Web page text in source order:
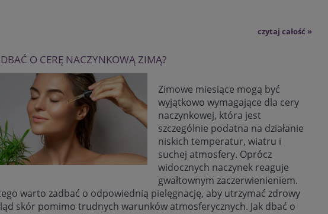
czytaj całość »
DBAĆ O CERĘ NACZYNKOWĄ ZIMĄ?
Zimowe miesiące mogą być
wyjątkowo wymagające dla cery
naczynkowej, która jest
szczególnie podatna na działanie
niskich temperatur, wiatru i
suchej atmosfery. Oprócz
widocznych naczynek reaguje
gwałtownym zaczerwienieniem.
warto zadbać o odpowiednią pielęgnację, aby utrzymać zdrowy
skór pomimo trudnych warunków atmosferycznych. Jak dbać o